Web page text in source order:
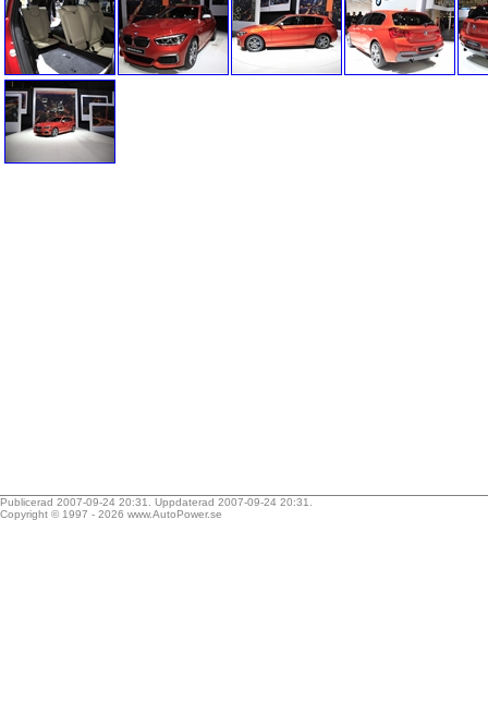
Publicerad 2007-09-24 20:31. Uppdaterad 2007-09-24 20:31.
Copyright © 1997 - 2026 www.AutoPower.se